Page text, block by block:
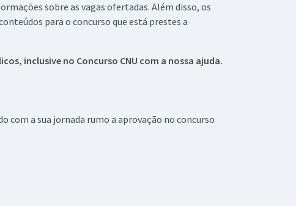
sobre as vagas ofertadas. Além disso, os
para o concurso que está prestes a
inclusive no Concurso CNU com a nossa ajuda.
com a sua jornada rumo a aprovação no concurso